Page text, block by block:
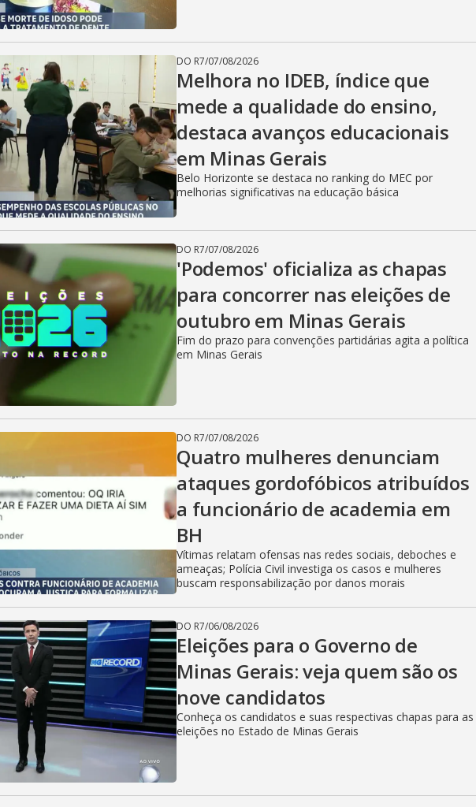
DO R7/07/08/2026
Melhora no IDEB, índice que
mede a qualidade do ensino,
destaca avanços educacionais
em Minas Gerais
Belo Horizonte se destaca no ranking do MEC por
melhorias significativas na educação básica
DO R7/07/08/2026
'Podemos' oficializa as chapas
para concorrer nas eleições de
outubro em Minas Gerais
Fim do prazo para convenções partidárias agita a política
em Minas Gerais
DO R7/07/08/2026
Quatro mulheres denunciam
ataques gordofóbicos atribuídos
a funcionário de academia em
BH
Vítimas relatam ofensas nas redes sociais, deboches e
ameaças; Polícia Civil investiga os casos e mulheres
buscam responsabilização por danos morais
DO R7/06/08/2026
Eleições para o Governo de
Minas Gerais: veja quem são os
nove candidatos
Conheça os candidatos e suas respectivas chapas para as
eleições no Estado de Minas Gerais